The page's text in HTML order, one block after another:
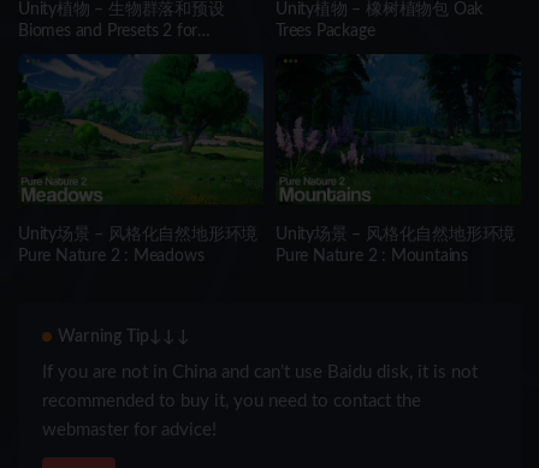
Unity植物 – 生物群落和预设
Biomes and Presets 2 for
MicroVerse
Unity植物 – 橡树植物包 Oak
Trees Package
Unity场景 – 风格化自然地形环境
Pure Nature 2 : Meadows
Unity场景 – 风格化自然地形环境
Pure Nature 2 : Mountains
Warning Tip↓↓↓
If you are not in China and can’t use Baidu disk, it is not
recommended to buy it, you need to contact the
webmaster for advice!